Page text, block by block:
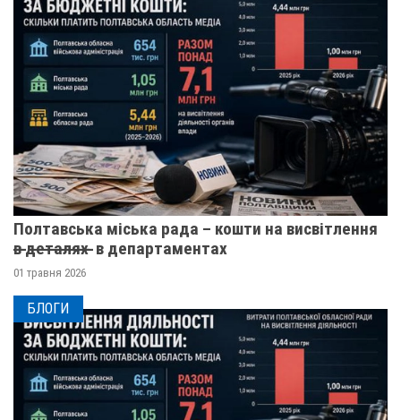
Полтавська міська рада – кошти на висвітлення
в̶ ̶д̶е̶т̶а̶л̶я̶х̶ ̶ в департаментах
01 травня 2026
БЛОГИ